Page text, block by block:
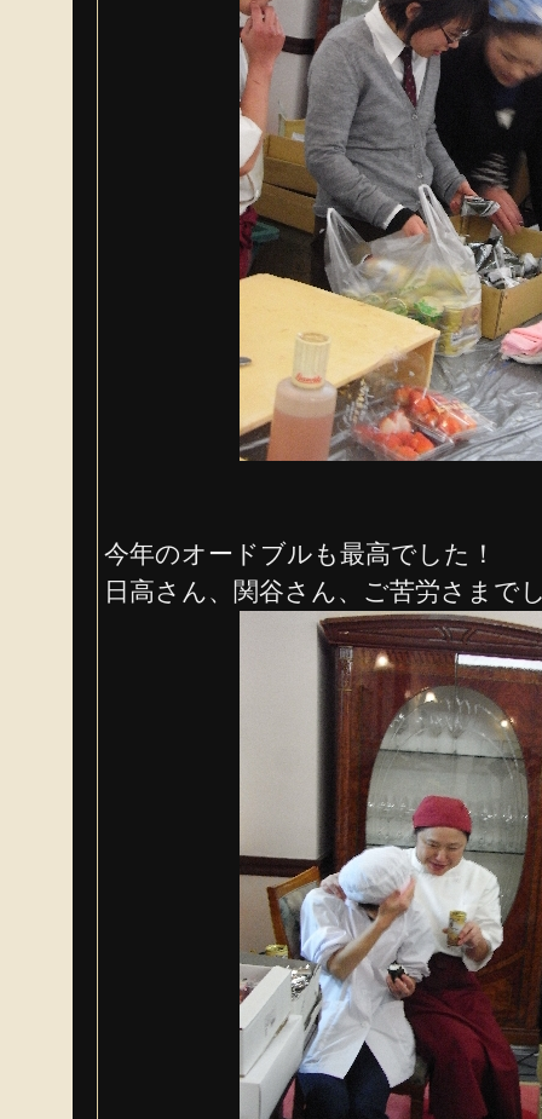
今年のオードブルも最高でした！
日高さん、関谷さん、ご苦労さまで